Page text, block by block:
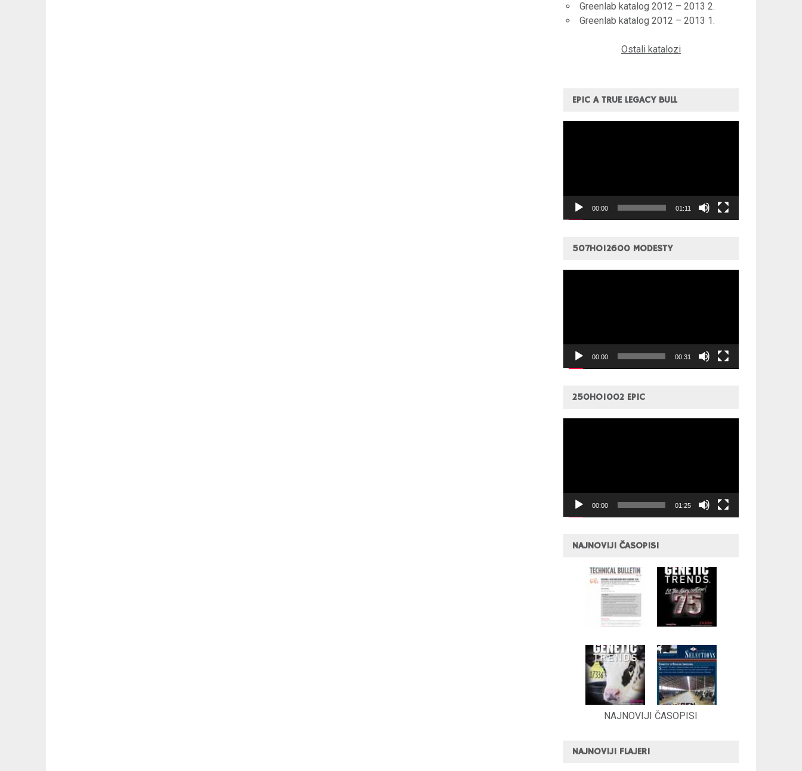
Greenlab katalog 2012 – 2013 2.
Greenlab katalog 2012 – 2013 1.
Ostali katalozi
EPIC A TRUE LEGACY BULL
00:00 01:11
507HO12600 MODESTY
00:00 00:31
250HO1002 EPIC
00:00 01:25
NAJNOVIJI ČASOPISI
NAJNOVIJI ČASOPISI
NAJNOVIJI FLAJERI